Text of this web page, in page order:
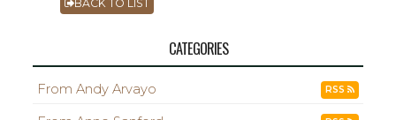
BACK TO LIST
CATEGORIES
From Andy Arvayo RSS